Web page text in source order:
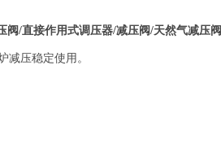
阀/直接作用式调压器/减压阀/天然气减压阀
减压稳定使用。